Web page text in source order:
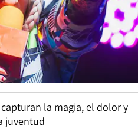
la magia, el dolor y
juventud